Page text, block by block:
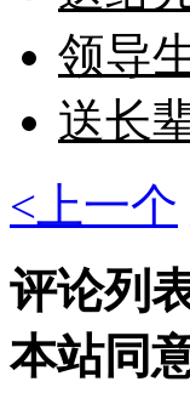
领导
送长
<上一个
评论列
本站同